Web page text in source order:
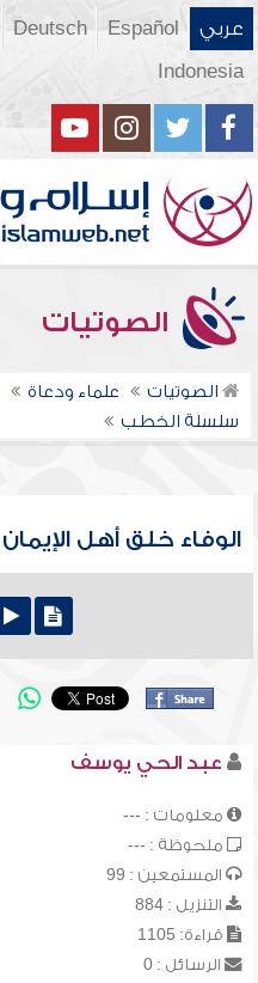
عربي Español
Deutsch
Indonesia
الصوتيات
الصوتيات علماء ودعاة
سلسلة الخطب
الوفاء خلق أهل الإيمان
عبد الحي يوسف
معلومات : ---
ملحوظة : ---
المستمعين : 99
التنزيل : 884
قراءة: 1105
الرسائل : 0